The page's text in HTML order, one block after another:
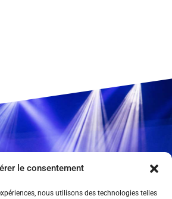
le consentement
nous utilisons des technologies telles